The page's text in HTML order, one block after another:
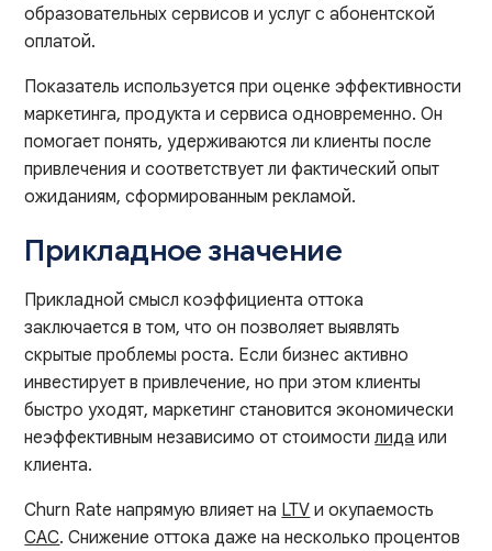
образовательных сервисов и услуг с абонентской
оплатой.
Показатель используется при оценке эффективности
маркетинга, продукта и сервиса одновременно. Он
помогает понять, удерживаются ли клиенты после
привлечения и соответствует ли фактический опыт
ожиданиям, сформированным рекламой.
Прикладное значение
Прикладной смысл коэффициента оттока
заключается в том, что он позволяет выявлять
скрытые проблемы роста. Если бизнес активно
инвестирует в привлечение, но при этом клиенты
быстро уходят, маркетинг становится экономически
неэффективным независимо от стоимостилида или
клиента.
Churn Rate напрямую влияет на LTV и окупаемость
CAC. Снижение оттока даже на несколько процентов